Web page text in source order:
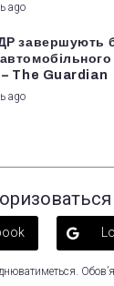
ago
завершують
– The Guardian
ago